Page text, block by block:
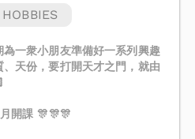
一衆小朋友準備好一系列興趣
天份，要打開天才之門，就由
開課 🎊🎊🎊